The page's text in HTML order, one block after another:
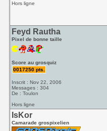
Hors ligne
Feyd Rautha
Pixel de bonne taille
Score au grosquiz
0017250 pts.
Inscrit : Nov 22, 2006
Messages : 304
De : Toulon
Hors ligne
IsKor
Camarade grospixelien